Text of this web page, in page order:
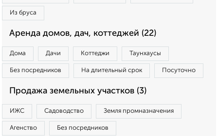
Из бруса
Аренда домов, дач, коттеджей (22)
Дома Дачи Коттеджи Таунхаусы
Без посредников На длительный срок Посуточно
Продажа земельных участков (3)
ИЖС Садоводство Земля промназначения
Агенство Без посредников